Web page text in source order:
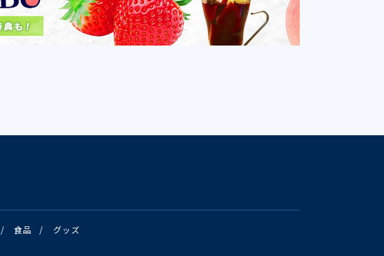
/ 食品 / グッズ